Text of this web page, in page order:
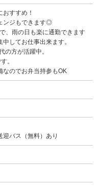
すすめ！
ンジもできます◎
、雨の日も楽に通勤できます
してお仕事出来ます。
方が活躍中。
。
なのでお弁当持参もOK
バス（無料）あり